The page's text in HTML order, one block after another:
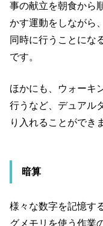
事の献立を朝食から
かす運動をしながら
同時に行うことにな
です。
ほかにも、ウォーキ
行うなど、デュアル
り入れることができ
暗算
様々な数字を記憶す
グメモリを使う作業